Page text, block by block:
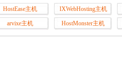
HostEase主机 IXWebHosting主机
arvixe主机 HostMonster主机